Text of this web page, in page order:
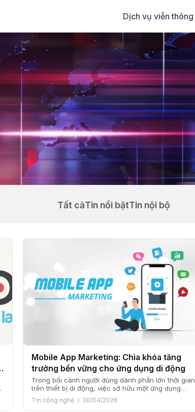
Dịch vụ viễn thông
Tất cảTin nổi bậtTin nội bộ
Mobile App Marketing: Chìa khóa tăng
trưởng bền vững cho ứng dụng di động
Trong bối cảnh người dùng dành phần lớn thời gian
trên thiết bị di động, việc sở hữu một ứng dụng
chất lượng thôi vẫn chưa đủ. Làm thế nào để ứng
dụng tiếp cận đúng người, được tải về thường
Tin công nghệ 30/04/2026